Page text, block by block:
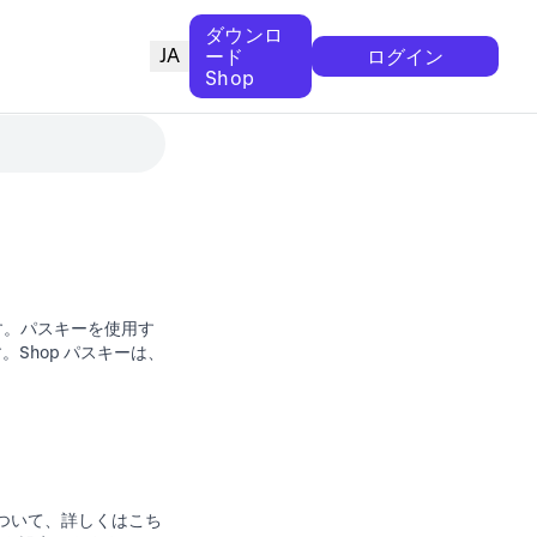
JA
ダウンロ
ード
Shop
ログイン
パスキーを使用す
Shop パスキーは、
いて、詳しくはこち